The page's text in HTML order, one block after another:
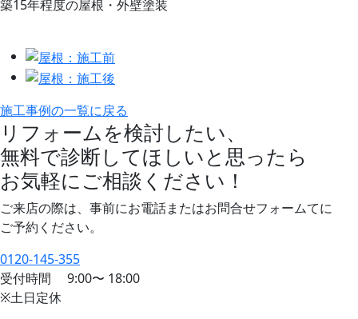
築15年程度の屋根・外壁塗装
施工事例の一覧に戻る
リフォームを検討したい、
無料で診断してほしいと思ったら
お気軽にご相談ください！
ご来店の際は、事前にお電話またはお問合せフォームてに
ご予約ください。
0120-145-355
受付時間
9:00〜 18:00
※土日定休